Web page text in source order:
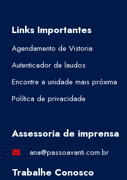
Links Importantes
Agendamento de Vistoria
Autenticador de laudos
Encontre a unidade mais próxima
Política de privacidade
Assessoria de imprensa
ana@passoavanti.com.br
Trabalhe Conosco